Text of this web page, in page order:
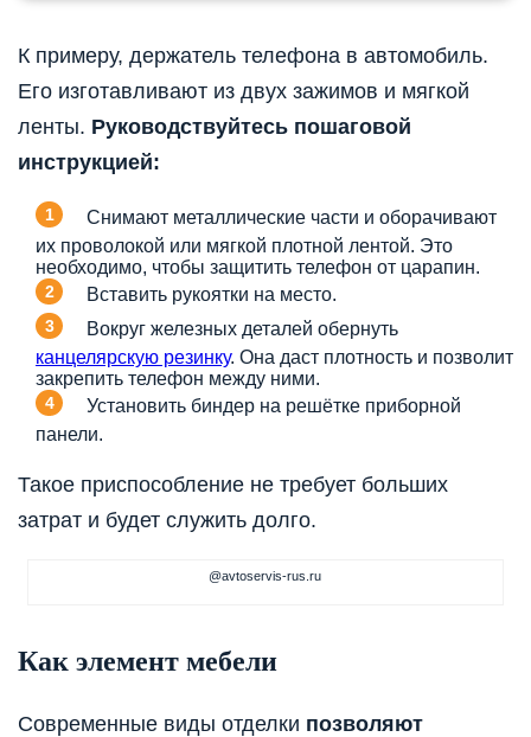
К примеру, держатель телефона в автомобиль.
Его изготавливают из двух зажимов и мягкой
ленты. Руководствуйтесь пошаговой
инструкцией:
Снимают металлические части и оборачивают
их проволокой или мягкой плотной лентой. Это
необходимо, чтобы защитить телефон от царапин.
Вставить рукоятки на место.
Вокруг железных деталей обернуть
канцелярскую резинку. Она даст плотность и позволит
закрепить телефон между ними.
Установить биндер на решётке приборной
панели.
Такое приспособление не требует больших
затрат и будет служить долго.
@avtoservis-rus.ru
Как элемент мебели
Современные виды отделки позволяют